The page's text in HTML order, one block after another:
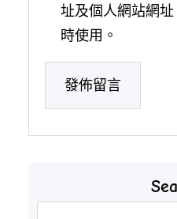
址及個人網站網
時使用。